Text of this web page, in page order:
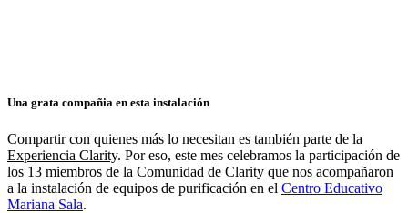
Una grata compañia en esta instalación
Compartir con quienes más lo necesitan es también parte de la
Experiencia Clarity. Por eso, este mes celebramos la participación de
los 13 miembros de la Comunidad de Clarity que nos acompañaron
a la instalación de equipos de purificación en el Centro Educativo
Mariana Sala.